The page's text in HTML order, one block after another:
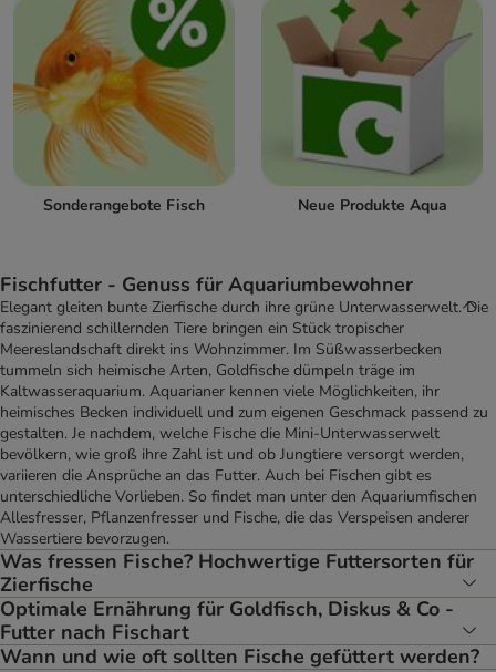
Sonderangebote Fisch Neue Produkte Aqua
Fischfutter - Genuss für Aquariumbewohner
Elegant gleiten bunte Zierfische durch ihre grüne Unterwasserwelt. Die
faszinierend schillernden Tiere bringen ein Stück tropischer
Meereslandschaft direkt ins Wohnzimmer. Im Süßwasserbecken
tummeln sich heimische Arten, Goldfische dümpeln träge im
Kaltwasseraquarium. Aquarianer kennen viele Möglichkeiten, ihr
heimisches Becken individuell und zum eigenen Geschmack passend zu
gestalten. Je nachdem, welche Fische die Mini-Unterwasserwelt
bevölkern, wie groß ihre Zahl ist und ob Jungtiere versorgt werden,
variieren die Ansprüche an das Futter. Auch bei Fischen gibt es
unterschiedliche Vorlieben. So findet man unter den Aquariumfischen
Allesfresser, Pflanzenfresser und Fische, die das Verspeisen anderer
Wassertiere bevorzugen.
Was fressen Fische? Hochwertige Futtersorten für
Zierfische
Optimale Ernährung für Goldfisch, Diskus & Co -
Futter nach Fischart
Wann und wie oft sollten Fische gefüttert werden?